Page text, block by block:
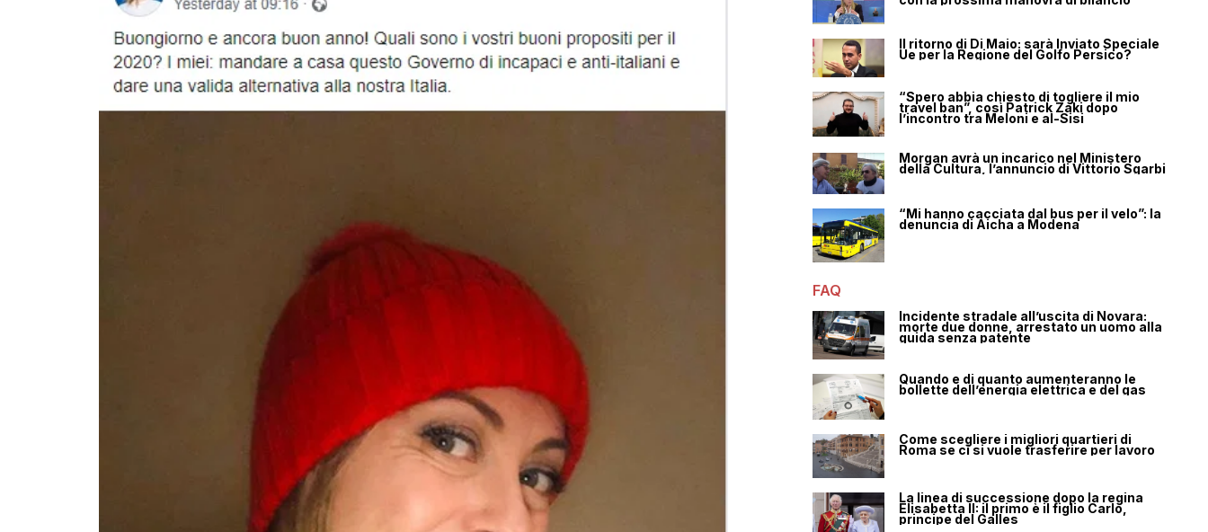
Il ritorno di Di Maio: sarà Inviato Speciale
Ue per la Regione del Golfo Persico?
“Spero abbia chiesto di togliere il mio
travel ban”, così Patrick Zaki dopo
l’incontro tra Meloni e al-Sisi
Morgan avrà un incarico nel Ministero
della Cultura, l’annuncio di Vittorio Sgarbi
“Mi hanno cacciata dal bus per il velo”: la
denuncia di Aicha a Modena
FAQ
Incidente stradale all’uscita di Novara:
morte due donne, arrestato un uomo alla
guida senza patente
Quando e di quanto aumenteranno le
bollette dell’energia elettrica e del gas
Come scegliere i migliori quartieri di
Roma se ci si vuole trasferire per lavoro
La linea di successione dopo la regina
Elisabetta II: il primo è il figlio Carlo,
principe del Galles